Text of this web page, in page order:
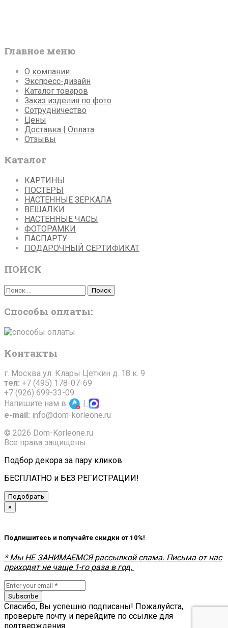
Главное меню
О компании
Экспресс-дизайн
Каталог товаров
Заказ изделия по фото
Сотрудничество
Цены
Доставка | Оплата
Отзывы
Каталог
КАРТИНЫ
ПОСТЕРЫ
НАСТЕННЫЕ ЗЕРКАЛА
ВЕШАЛКИ
НАСТЕННЫЕ ЧАСЫ
ФОТОРАМКИ
ПАСПАРТУ
ПОДАРОЧНЫЙ СЕРТИФИКАТ
ПОИСК
Поиск Поиск
Способы оплаты:
Контакты
г. Москва ул. Клары Цеткин д. 18 к. 9
тел: +7 (495) 178-07-69
+7 (926) 699-33-09
Напишите нам в
e-mail: info@dom-korleone.ru
© 2026 Dom-Korleone.ru
Все права защищены.
Подбор декора за пару кликов
БЕСПЛАТНО и БЕЗ РЕГИСТРАЦИИ!
Подобрать
×
Подпишитесь и получайте скидки от 10%!
* Мы НЕ ЗАНИМАЕМСЯ рассылкой спама. Письма от нас
приходят не чаще 1-го раза в год.
Subscribe
Спасибо, Вы успешно подписаны! Пожалуйста,
проверьте почту и перейдите по ссылке для
подтверждения.